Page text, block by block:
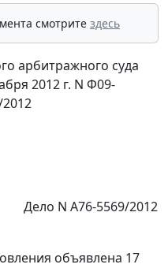
смотрите здесь
арбитражного суда
2012 г. N Ф09-
Дело N А76-5569/2012
объявлена 17